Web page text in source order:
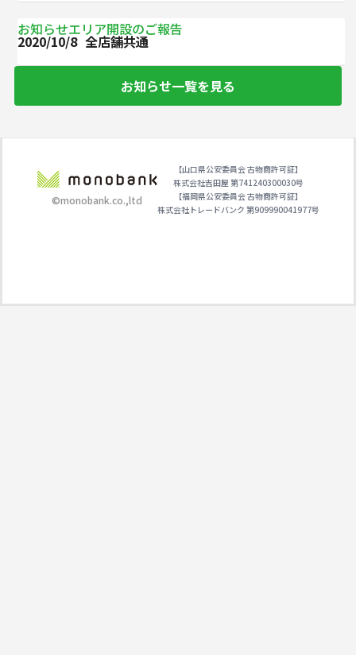
2020/10/8 全店舗共通
お知らせエリア開設のご報告
お知らせ一覧を見る
©monobank.co.,ltd
【山口県公安委員会 古物商許可証】
株式会社吉田屋 第741240300030号
【福岡県公安委員会 古物商許可証】
株式会社トレードバンク 第909990041977号